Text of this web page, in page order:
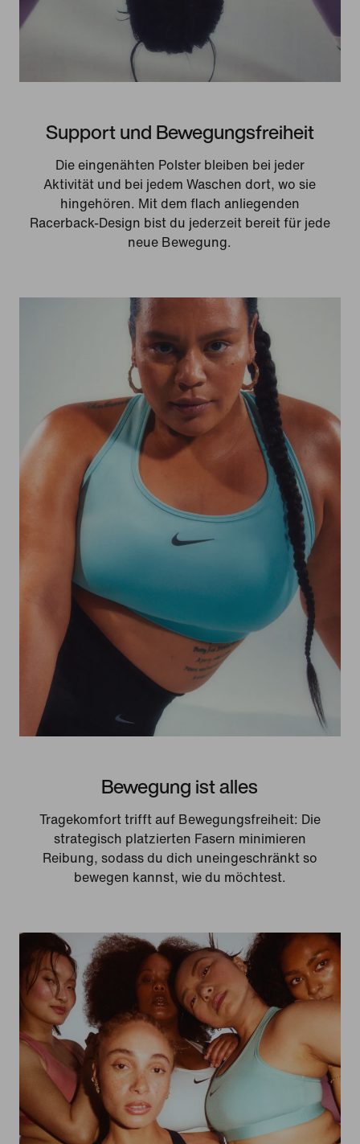
Support und Bewegungsfreiheit
Die eingenähten Polster bleiben bei jeder
Aktivität und bei jedem Waschen dort, wo sie
hingehören. Mit dem flach anliegenden
Racerback-Design bist du jederzeit bereit für jede
neue Bewegung.
Bewegung ist alles
Tragekomfort trifft auf Bewegungsfreiheit: Die
strategisch platzierten Fasern minimieren
Reibung, sodass du dich uneingeschränkt so
bewegen kannst, wie du möchtest.